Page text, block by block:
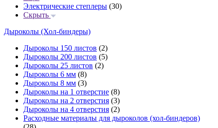
Электрические степлеры (30)
Скрыть
Дыроколы (Хол-биндеры)
Дыроколы 150 листов (2)
Дыроколы 200 листов (5)
Дыроколы 25 листов (2)
Дыроколы 6 мм (8)
Дыроколы 8 мм (3)
Дыроколы на 1 отверстие (8)
Дыроколы на 2 отверстия (3)
Дыроколы на 4 отверстия (2)
Расходные материалы для дыроколов (хол-биндеров)